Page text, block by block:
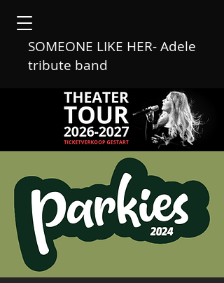
SOMEONE LIKE HER- Adele
tribute band